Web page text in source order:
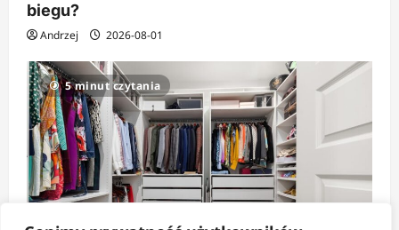
biegu?
Andrzej 2026-08-01
5 minut czytania